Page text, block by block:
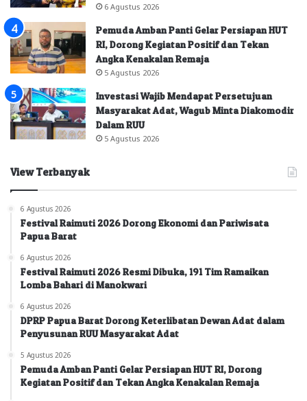
6 Agustus 2026
Pemuda Amban Panti Gelar Persiapan HUT
RI, Dorong Kegiatan Positif dan Tekan
Angka Kenakalan Remaja
5 Agustus 2026
Investasi Wajib Mendapat Persetujuan
Masyarakat Adat, Wagub Minta Diakomodir
Dalam RUU
5 Agustus 2026
View Terbanyak
6 Agustus 2026
Festival Raimuti 2026 Dorong Ekonomi dan Pariwisata
Papua Barat
6 Agustus 2026
Festival Raimuti 2026 Resmi Dibuka, 191 Tim Ramaikan
Lomba Bahari di Manokwari
6 Agustus 2026
DPRP Papua Barat Dorong Keterlibatan Dewan Adat dalam
Penyusunan RUU Masyarakat Adat
5 Agustus 2026
Pemuda Amban Panti Gelar Persiapan HUT RI, Dorong
Kegiatan Positif dan Tekan Angka Kenakalan Remaja